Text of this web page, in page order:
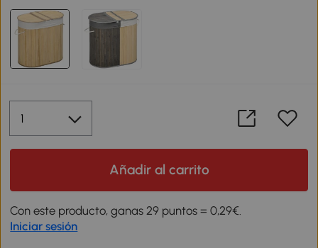
Añadir al carrito
Con este producto, ganas 29 puntos = 0,29€.
Iniciar sesión